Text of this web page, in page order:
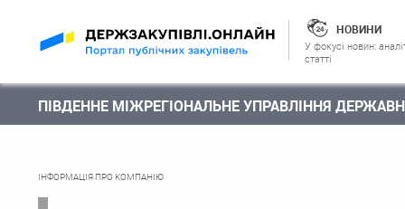
НОВИНИ
У фокусі новин:
статті
ПІВДЕННЕ МІЖРЕГІОНАЛЬНЕ УПРАВЛІННЯ
ІНФОРМАЦІЯ ПРО КОМПАНІЮ